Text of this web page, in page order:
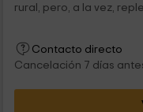
rural, pero, a la vez,
Contacto directo
Cancelación 7 días